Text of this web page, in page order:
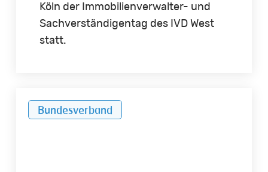
Köln der Immobilienverwalter- und
Sachverständigentag des IVD West
statt.
Forderungen
Bundesverband